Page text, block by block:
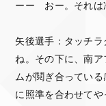
ーー おー。それは
矢後選手：タッチ
ね。その下に、南
ムが鬩ぎ合っている
に照準を合わせてや